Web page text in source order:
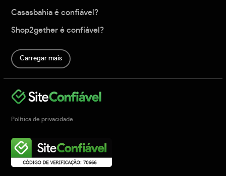
Casasbahia é confiável?
Shop2gether é confiável?
Carregar mais
Política de privacidade